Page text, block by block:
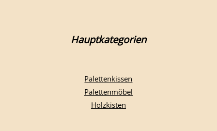
Hauptkategorien
Palettenkissen
Palettenmöbel
Holzkisten